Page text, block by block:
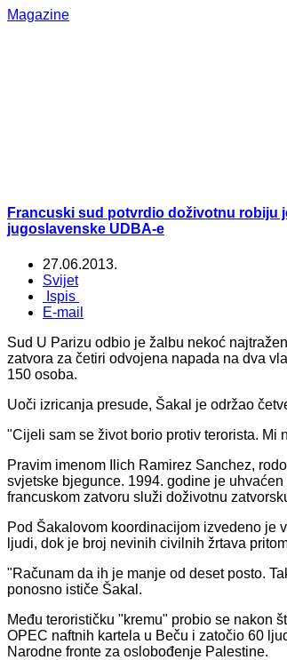
Magazine
Francuski sud potvrdio doživotnu robiju
jugoslavenske UDBA-e
27.06.2013.
Svijet
Ispis
E-mail
Sud U Parizu odbio je žalbu nekoć
zatvora za četiri odvojena napada na dva
150 osoba.
Uoči izricanja presude, Šakal je održao
"Cijeli sam se život borio protiv terorista. Mi
Pravim imenom Ilich Ramirez Sanchez,
svjetske bjegunce. 1994. godine je
francuskom zatvoru služi doživotnu
Pod Šakalovom koordinacijom izvedeno je
ljudi, dok je broj nevinih civilnih žrtava
"Računam da ih je manje od deset posto.
ponosno ističe Šakal.
Među terorističku "kremu" probio se nakon
OPEC naftnih kartela u Beču i zatočio 60
Narodne fronte za oslobođenje Palestine.